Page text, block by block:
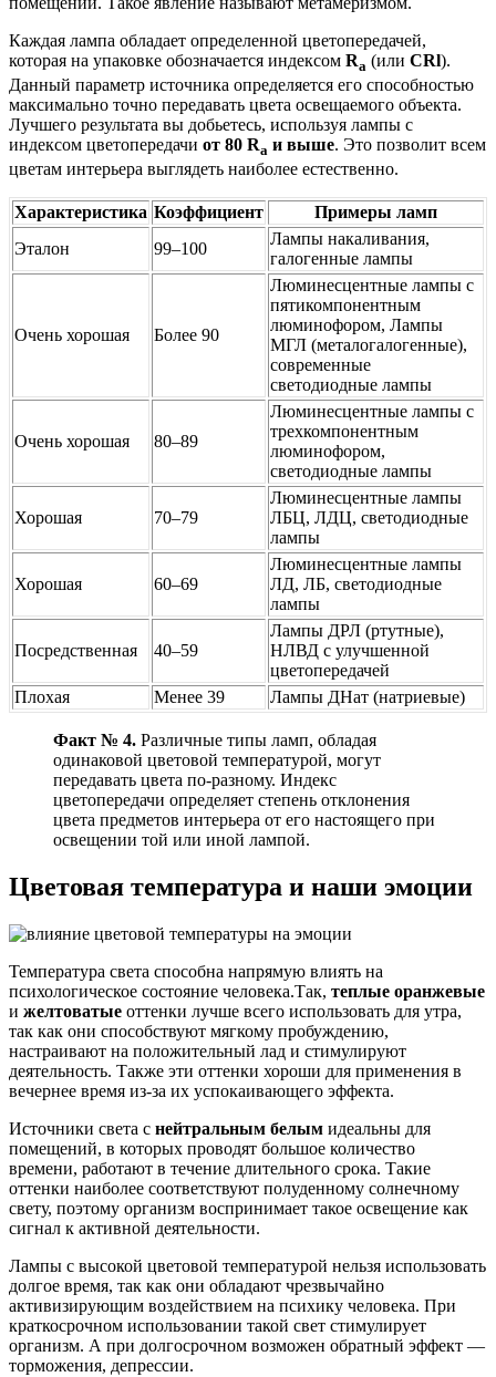
Каждая лампа обладает определенной цветопередачей,
которая на упаковке обозначается индексом Ra (или CRl).
Данный параметр источника определяется его способностью
максимально точно передавать цвета освещаемого объекта.
Лучшего результата вы добьетесь, используя лампы с
индексом цветопередачи от 80 Ra и выше. Это позволит всем
цветам интерьера выглядеть наиболее естественно.
Характеристика Коэффициент
Примеры ламп
Эталон
99–100
Лампы накаливания,
галогенные лампы
Очень хорошая Более 90
Люминесцентные лампы с
пятикомпонентным
люминофором, Лампы
МГЛ (металогалогенные),
современные
светодиодные лампы
Очень хорошая 80–89
Люминесцентные лампы с
трехкомпонентным
люминофором,
светодиодные лампы
Хорошая 70–79
Люминесцентные лампы
ЛБЦ, ЛДЦ, светодиодные
лампы
Хорошая 60–69
Люминесцентные лампы
ЛД, ЛБ, светодиодные
лампы
Посредственная 40–59
Лампы ДРЛ (ртутные),
НЛВД с улучшенной
цветопередачей
Плохая
Менее 39 Лампы ДНат (натриевые)
Факт № 4. Различные типы ламп, обладая
одинаковой цветовой температурой, могут
передавать цвета по-разному. Индекс
цветопередачи определяет степень отклонения
цвета предметов интерьера от его настоящего при
освещении той или иной лампой.
Цветовая температура и наши эмоции
Температура света способна напрямую влиять на
психологическое состояние человека.Так, теплые оранжевые
и желтоватые оттенки лучше всего использовать для утра,
так как они способствуют мягкому пробуждению,
настраивают на положительный лад и стимулируют
деятельность. Также эти оттенки хороши для применения в
вечернее время из-за их успокаивающего эффекта.
Источники света с нейтральным белым идеальны для
помещений, в которых проводят большое количество
времени, работают в течение длительного срока. Такие
оттенки наиболее соответствуют полуденному солнечному
свету, поэтому организм воспринимает такое освещение как
сигнал к активной деятельности.
Лампы с высокой цветовой температурой нельзя использовать
долгое время, так как они обладают чрезвычайно
активизирующим воздействием на психику человека. При
краткосрочном использовании такой свет стимулирует
организм. А при долгосрочном возможен обратный эффект —
торможения, депрессии.